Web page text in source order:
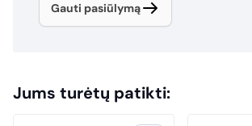
Gauti pasiūlymą
Jums turėtų patikti: